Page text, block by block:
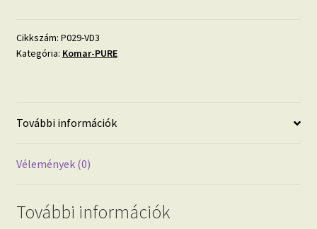
Cikkszám: P029-VD3
Kategória: Komar-PURE
További információk
Vélemények (0)
További információk